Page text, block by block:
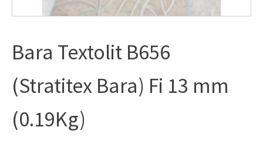
Bara Textolit B656
(Stratitex Bara) Fi 13 mm
(0.19Kg)